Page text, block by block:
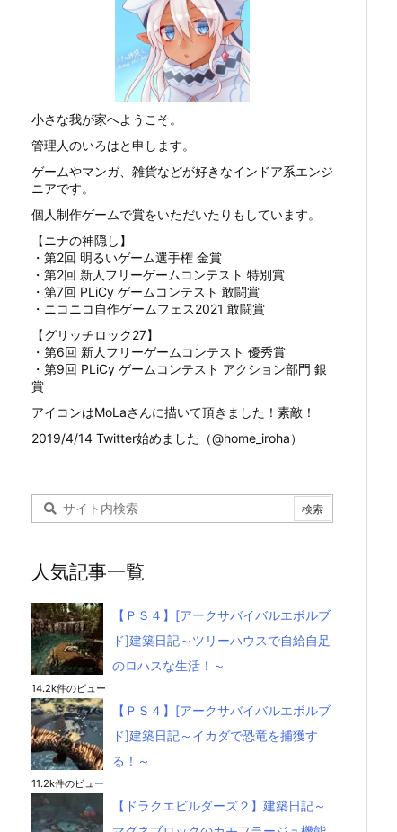
小さな我が家へようこそ。
管理人のいろはと申します。
ゲームやマンガ、雑貨などが好きなインドア系エンジ
ニアです。
個人制作ゲームで賞をいただいたりもしています。
【ニナの神隠し】
・第2回 明るいゲーム選手権 金賞
・第2回 新人フリーゲームコンテスト 特別賞
・第7回 PLiCy ゲームコンテスト 敢闘賞
・ニコニコ自作ゲームフェス2021 敢闘賞
【グリッチロック27】
・第6回 新人フリーゲームコンテスト 優秀賞
・第9回 PLiCy ゲームコンテスト アクション部門 銀
賞
アイコンはMoLaさんに描いて頂きました！素敵！
2019/4/14 Twitter始めました（@home_iroha）
人気記事一覧
【ＰＳ４】[アークサバイバルエボルブ
ド]建築日記～ツリーハウスで自給自足
のロハスな生活！～
14.2k件のビュー
【ＰＳ４】[アークサバイバルエボルブ
ド]建築日記～イカダで恐竜を捕獲す
る！～
11.2k件のビュー
【ドラクエビルダーズ２】建築日記～